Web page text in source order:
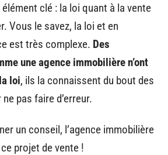
clé : la loi quant à la vente
Vous le savez, la loi et en
est très complexe. Des
une agence immobilière n’ont
loi, ils la connaissent du bout des
pas faire d’erreur.
un conseil, l’agence immobilière
projet de vente !